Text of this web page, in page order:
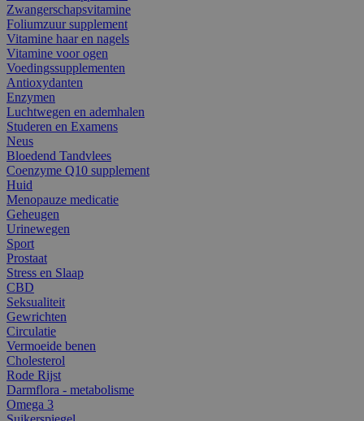
Zwangerschapsvitamine
Foliumzuur supplement
Vitamine haar en nagels
Vitamine voor ogen
Voedingssupplementen
Antioxydanten
Enzymen
Luchtwegen en ademhalen
Studeren en Examens
Neus
Bloedend Tandvlees
Coenzyme Q10 supplement
Huid
Menopauze medicatie
Geheugen
Urinewegen
Sport
Prostaat
Stress en Slaap
CBD
Seksualiteit
Gewrichten
Circulatie
Vermoeide benen
Cholesterol
Rode Rijst
Darmflora - metabolisme
Omega 3